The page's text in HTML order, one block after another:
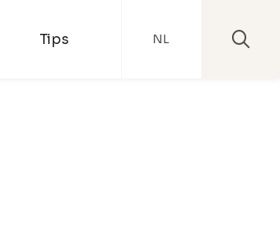
Tips NL